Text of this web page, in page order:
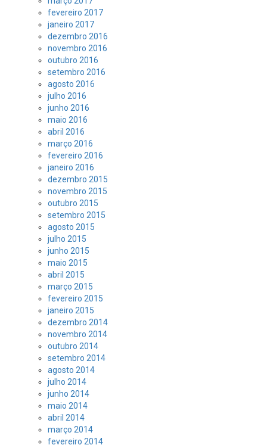
fevereiro 2017
janeiro 2017
dezembro 2016
novembro 2016
outubro 2016
setembro 2016
agosto 2016
julho 2016
junho 2016
maio 2016
abril 2016
março 2016
fevereiro 2016
janeiro 2016
dezembro 2015
novembro 2015
outubro 2015
setembro 2015
agosto 2015
julho 2015
junho 2015
maio 2015
abril 2015
março 2015
fevereiro 2015
janeiro 2015
dezembro 2014
novembro 2014
outubro 2014
setembro 2014
agosto 2014
julho 2014
junho 2014
maio 2014
abril 2014
março 2014
fevereiro 2014